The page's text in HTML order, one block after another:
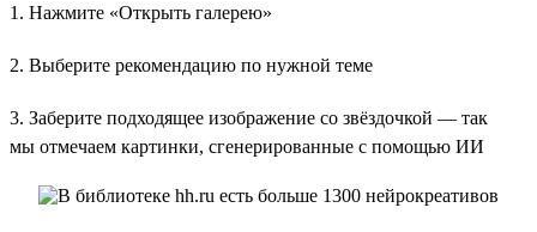
1. Нажмите «Открыть галерею»
2. Выберите рекомендацию по нужной теме
3. Заберите подходящее изображение со звёздочкой — так
мы отмечаем картинки, сгенерированные с помощью ИИ